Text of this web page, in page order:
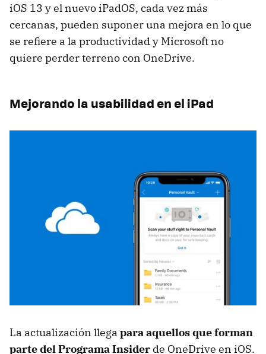
iOS 13 y el nuevo iPadOS, cada vez más
cercanas, pueden suponer una mejora en lo que
se refiere a la productividad y Microsoft no
quiere perder terreno con OneDrive.
Mejorando la usabilidad en el iPad
La actualización llega para aquellos que forman
parte del Programa Insider de OneDrive en iOS.